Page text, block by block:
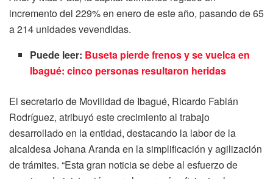
incremento del 229% en enero de este año, pasando de 65
a 214 unidades vevendidas.
Puede leer: Buseta pierde frenos y se vuelca en
Ibagué: cinco personas resultaron heridas
El secretario de Movilidad de Ibagué, Ricardo Fabián
Rodríguez, atribuyó este crecimiento al trabajo
desarrollado en la entidad, destacando la labor de la
alcaldesa Johana Aranda en la simplificación y agilización
de trámites. “Esta gran noticia se debe al esfuerzo de